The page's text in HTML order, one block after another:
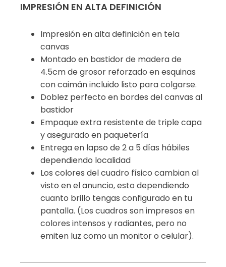
IMPRESIÓN EN ALTA DEFINICIÓN
Impresión en alta definición en tela
canvas
Montado en bastidor de madera de
4.5cm de grosor reforzado en esquinas
con caimán incluido listo para colgarse.
Doblez perfecto en bordes del canvas al
bastidor
Empaque extra resistente de triple capa
y asegurado en paquetería
Entrega en lapso de 2 a 5 días hábiles
dependiendo localidad
Los colores del cuadro físico cambian al
visto en el anuncio, esto dependiendo
cuanto brillo tengas configurado en tu
pantalla. (Los cuadros son impresos en
colores intensos y radiantes, pero no
emiten luz como un monitor o celular).